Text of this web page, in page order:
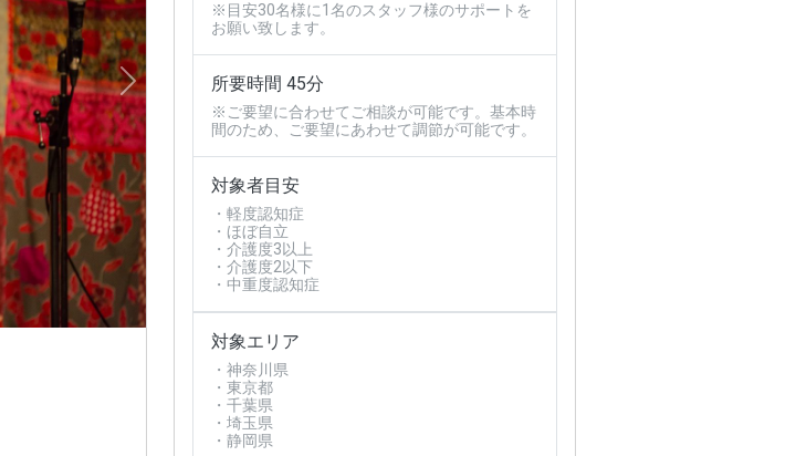
Next
※目安30名様に1名のスタッフ様のサポートを
お願い致します。
所要時間 45分
※ご要望に合わせてご相談が可能です。基本時
間のため、ご要望にあわせて調節が可能です。
対象者目安
・軽度認知症
・ほぼ自立
・介護度3以上
・介護度2以下
・中重度認知症
対象エリア
・神奈川県
・東京都
・千葉県
・埼玉県
・静岡県